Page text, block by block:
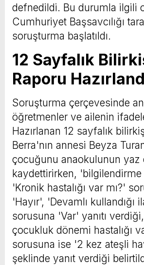
defnedildi. Bu durumla ilgili
Cumhuriyet Başsavcılığı
soruşturma başlatıldı.
12 Sayfalık
Raporu
Soruşturma çerçevesinde
öğretmenler ve ailenin
Hazırlanan 12 sayfalık
Berra'nın annesi Beyza
çocuğunu anaokulunun yaz
kaydettirirken,
'Kronik hastalığı var mı?'
'Hayır', 'Devamlı kullandığı
sorusuna 'Var' yanıtı
çocukluk dönemi hastalığı
sorusuna ise '2 kez ateşli
şeklinde yanıt verdiği